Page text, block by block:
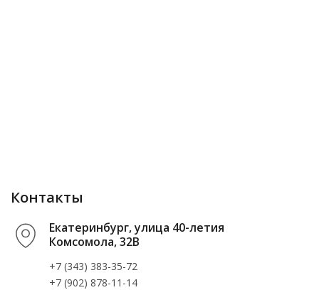
Контакты
Екатеринбург, улица 40-летия
Комсомола, 32В
+7 (343) 383-35-72
+7 (902) 878-11-14